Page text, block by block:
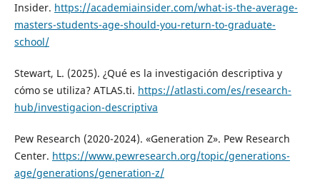
Insider. https://academiainsider.com/what-is-the-average-
masters-students-age-should-you-return-to-graduate-
school/
Stewart, L. (2025). ¿Qué es la investigación descriptiva y
cómo se utiliza? ATLAS.ti. https://atlasti.com/es/research-
hub/investigacion-descriptiva
Pew Research (2020-2024). «Generation Z». Pew Research
Center. https://www.pewresearch.org/topic/generations-
age/generations/generation-z/